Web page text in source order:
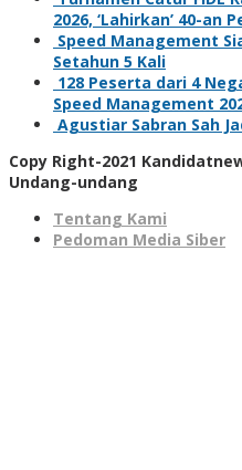
2026, ‘Lahirkan’ 40-an
Speed Management
Setahun 5 Kali
128 Peserta dari 4
Speed Management
Agustiar Sabran Sah
Copy Right-2021
Undang-undang
Tentang Kami
Pedoman Media Siber